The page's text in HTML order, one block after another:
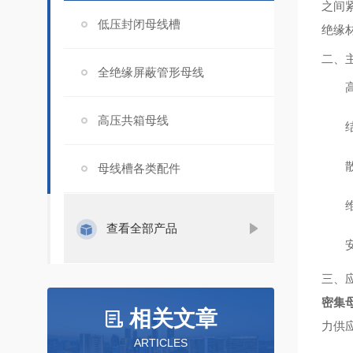
低压封闭母线槽
全绝缘屏蔽管形母线
高压共箱母线
母线槽各类配件
查看全部产品
相关文章
ARTICLES
之间
绝缘
二、
三、
密集
力供